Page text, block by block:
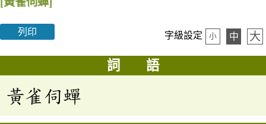
列印 字級設定 小 中 大
詞 語
黃雀伺蟬